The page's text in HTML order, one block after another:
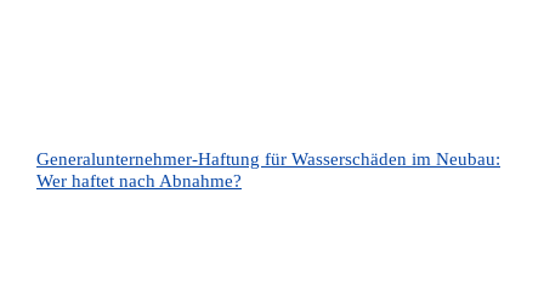
Generalunternehmer-Haftung für Wasserschäden im Neubau:
Wer haftet nach Abnahme?